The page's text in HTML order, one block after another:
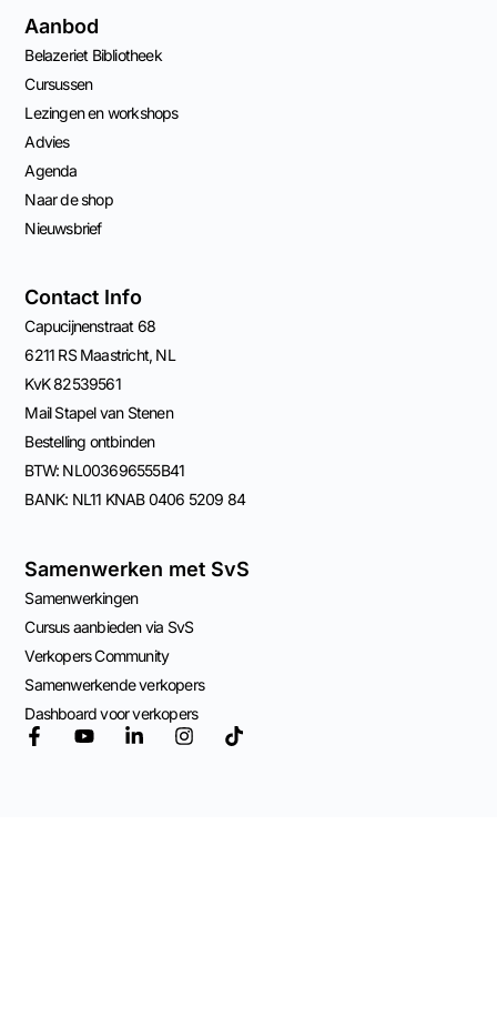
Aanbod
Belazeriet Bibliotheek
Cursussen
Lezingen en workshops
Advies
Agenda
Naar de shop
Nieuwsbrief
Contact Info
Capucijnenstraat 68
6211 RS Maastricht, NL
KvK 82539561
Mail Stapel van Stenen
Bestelling ontbinden
BTW: NL003696555B41
BANK: NL11 KNAB 0406 5209 84
Samenwerken met SvS
Samenwerkingen
Cursus aanbieden via SvS
Verkopers Community
Samenwerkende verkopers
Dashboard voor verkopers